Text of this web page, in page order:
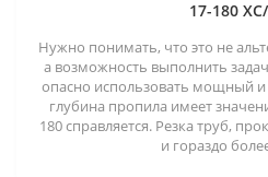
17-180
Нужно понимать, что это не
а возможность выполнить
опасно использовать мощный и
глубина пропила имеет
180 справляется. Резка труб,
и гораздо